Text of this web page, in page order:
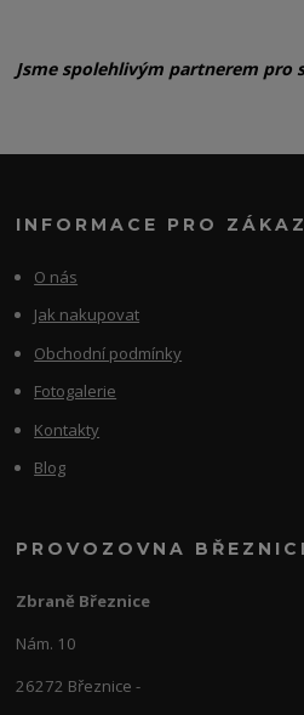
Jsme spolehlivým partnerem pro
INFORMACE PRO
O nás
Jak nakupovat
Obchodní podmínky
Fotogalerie
Kontakty
Blog
PROVOZOVNA
Zbraně Březnice
Nám. 10
26272 Březnice -